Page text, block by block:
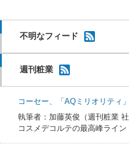
不明なフィード
週刊粧業
コーセー、「AQミリオリティ
執筆者：加藤英俊（週刊粧業
コスメデコルテの最高峰ライ